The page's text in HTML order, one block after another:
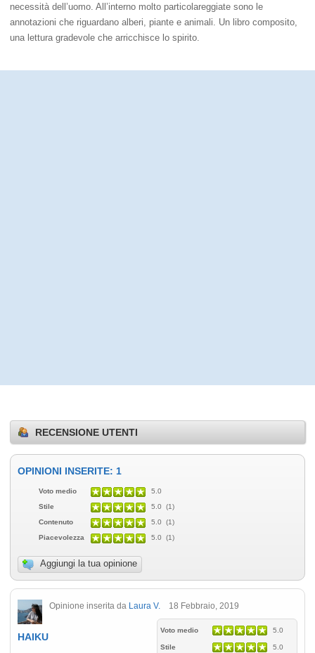
necessità dell’uomo. All’interno molto particolareggiate sono le
annotazioni che riguardano alberi, piante e animali. Un libro composito,
una lettura gradevole che arricchisce lo spirito.
RECENSIONE UTENTI
OPINIONI INSERITE: 1
Voto medio
5.0
Stile
5.0 (1)
Contenuto
5.0 (1)
Piacevolezza
5.0 (1)
Aggiungi la tua opinione
Opinione inserita da Laura V. 18 Febbraio, 2019
Voto medio 5.0
Stile 5.0
HAIKU